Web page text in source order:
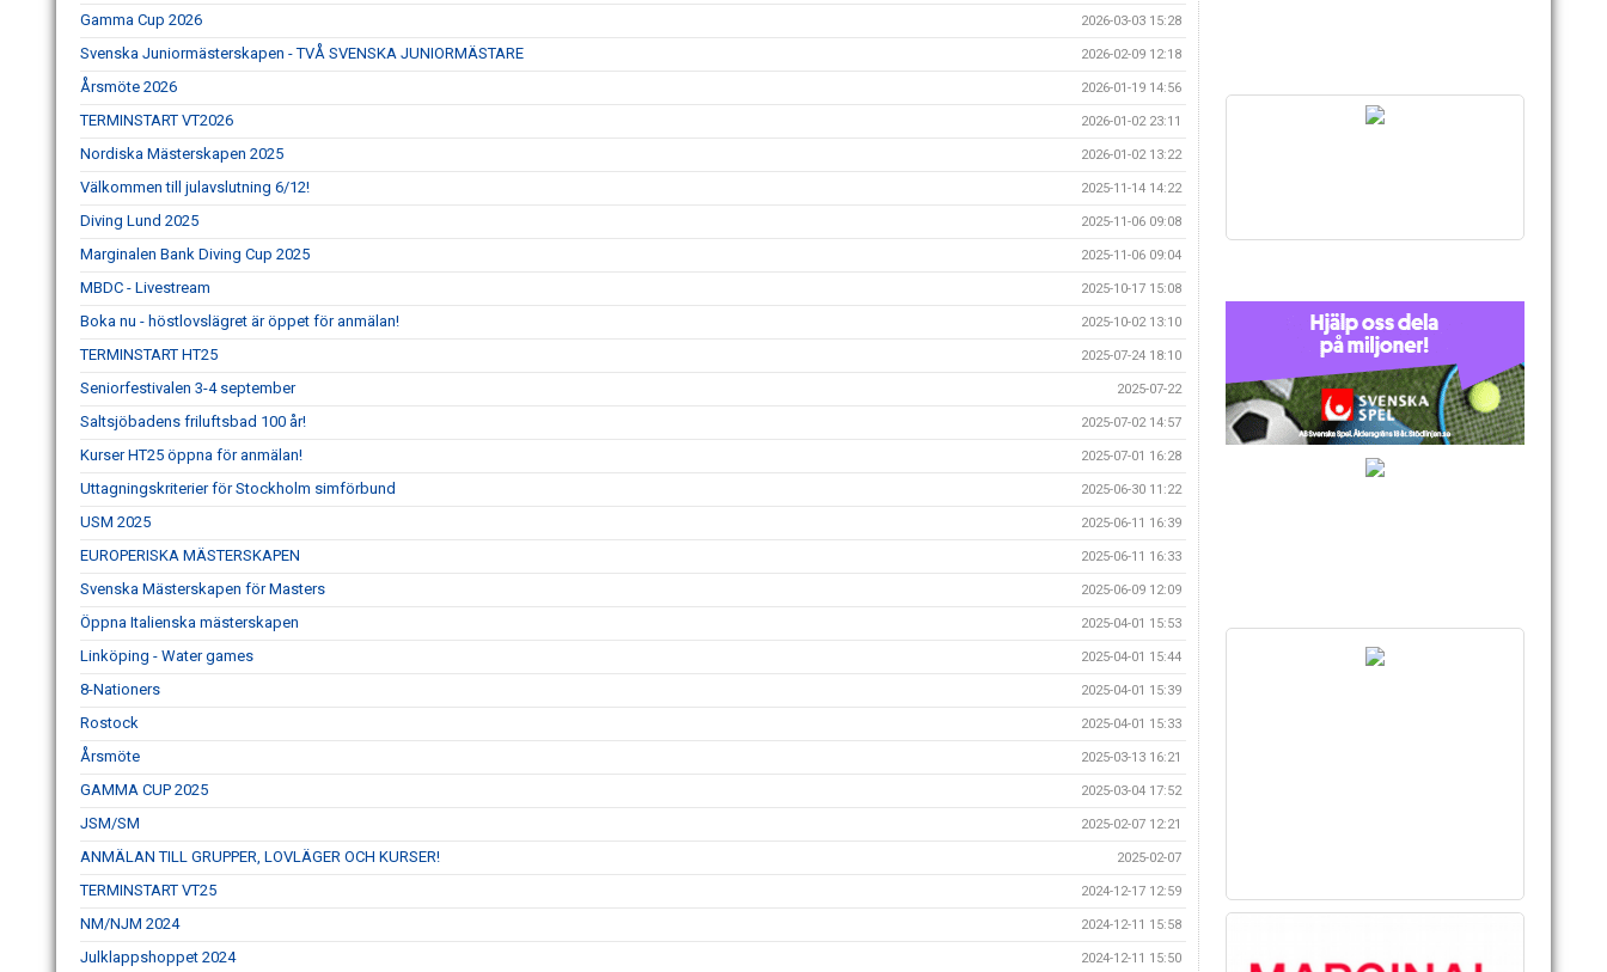
Gamma Cup 2026 2026-03-03 15:28
Svenska Juniormästerskapen - TVÅ SVENSKA JUNIORMÄSTARE 2026-02-09 12:18
Årsmöte 2026 2026-01-19 14:56
TERMINSTART VT2026 2026-01-02 23:11
Nordiska Mästerskapen 2025 2026-01-02 13:22
Välkommen till julavslutning 6/12! 2025-11-14 14:22
Diving Lund 2025 2025-11-06 09:08
Marginalen Bank Diving Cup 2025 2025-11-06 09:04
MBDC - Livestream 2025-10-17 15:08
Boka nu - höstlovslägret är öppet för anmälan! 2025-10-02 13:10
TERMINSTART HT25 2025-07-24 18:10
Seniorfestivalen 3-4 september 2025-07-22
Saltsjöbadens friluftsbad 100 år! 2025-07-02 14:57
Kurser HT25 öppna för anmälan! 2025-07-01 16:28
Uttagningskriterier för Stockholm simförbund 2025-06-30 11:22
USM 2025 2025-06-11 16:39
EUROPERISKA MÄSTERSKAPEN 2025-06-11 16:33
Svenska Mästerskapen för Masters 2025-06-09 12:09
Öppna Italienska mästerskapen 2025-04-01 15:53
Linköping - Water games 2025-04-01 15:44
8-Nationers 2025-04-01 15:39
Rostock 2025-04-01 15:33
Årsmöte 2025-03-13 16:21
GAMMA CUP 2025 2025-03-04 17:52
JSM/SM 2025-02-07 12:21
ANMÄLAN TILL GRUPPER, LOVLÄGER OCH KURSER! 2025-02-07
TERMINSTART VT25 2024-12-17 12:59
NM/NJM 2024 2024-12-11 15:58
Julklappshoppet 2024 2024-12-11 15:50